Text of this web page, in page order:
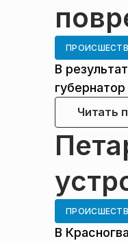
В
Читать
В